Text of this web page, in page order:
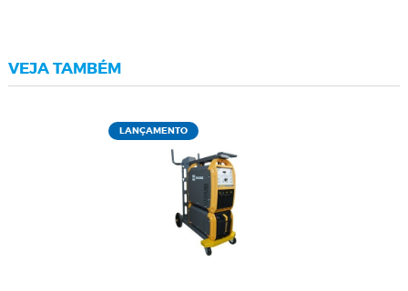
VEJA TAMBÉM
LANÇAMENTO